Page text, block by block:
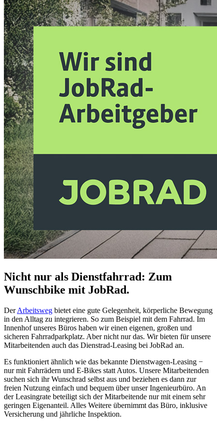
Nicht nur als Dienstfahrrad: Zum
Wunschbike mit JobRad.
DerArbeitsweg bietet eine gute Gelegenheit, körperliche Bewegung
in den Alltag zu integrieren. So zum Beispiel mit dem Fahrrad. Im
Innenhof unseres Büros haben wir einen eigenen, großen und
sicheren Fahrradparkplatz. Aber nicht nur das. Wir bieten für unsere
Mitarbeitenden auch das Dienstrad-Leasing bei JobRad an.
Es funktioniert ähnlich wie das bekannte Dienstwagen-Leasing −
nur mit Fahrrädern und E-Bikes statt Autos. Unsere Mitarbeitenden
suchen sich ihr Wunschrad selbst aus und beziehen es dann zur
freien Nutzung einfach und bequem über unser Ingenieurbüro. An
der Leasingrate beteiligt sich der Mitarbeitende nur mit einem sehr
geringen Eigenanteil. Alles Weitere übernimmt das Büro, inklusive
Versicherung und jährliche Inspektion.